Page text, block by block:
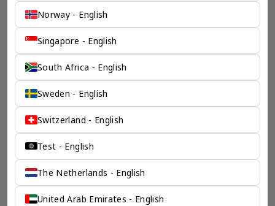
一个全服务咨询公司为您
保驾护航
奕资环球是您值得信赖的海外合作伙伴。我们是香港伦敦奕资
咨询有限公司的零售咨询部门，这是一家总部位于香港的全球
咨询机构，接触世界50个市场，约占全球GDP的72%。
凭借其战略优势，我们可以将客户与全球市场的机遇联系起
来，并为21个行业的客户提供服务。
了解香港伦敦奕资咨询有限公司 >
Norway - English
Singapore - English
South Africa - English
Sweden - English
Switzerland - English
Test - English
The Netherlands - English
United Arab Emirates - English